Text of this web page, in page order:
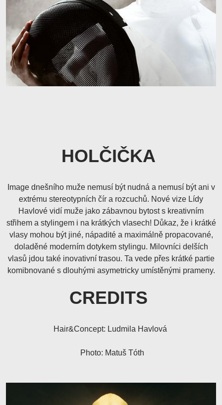
HOLČIČKA
Image dnešního muže nemusí být nudná a nemusí být ani v
extrému stereotypních čír a rozcuchů. Nové vize Lídy
Havlové vidí muže jako zábavnou bytost s kreativním
střihem a stylingem i na krátkých vlasech! Důkaz, že i krátké
vlasy mohou být jiné, nápadité a maximálně propacované,
doladěné moderním dotykem stylingu. Milovníci delších
vlasů jdou také inovativní trasou. Ta vede přes krátké partie
komibnované s dlouhými asymetricky umístěnými prameny.
CREDITS
Hair&Concept: Ludmila Havlová
Photo: Matuš Tóth